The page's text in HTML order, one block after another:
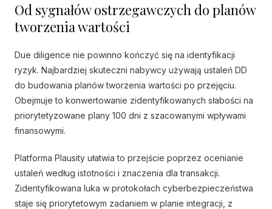
Od sygnałów ostrzegawczych do planów
tworzenia wartości
Due diligence nie powinno kończyć się na identyfikacji
ryzyk. Najbardziej skuteczni nabywcy używają ustaleń DD
do budowania planów tworzenia wartości po przejęciu.
Obejmuje to konwertowanie zidentyfikowanych słabości na
priorytetyzowane plany 100 dni z szacowanymi wpływami
finansowymi.
Platforma Plausity ułatwia to przejście poprzez ocenianie
ustaleń według istotności i znaczenia dla transakcji.
Zidentyfikowana luka w protokołach cyberbezpieczeństwa
staje się priorytetowym zadaniem w planie integracji, z